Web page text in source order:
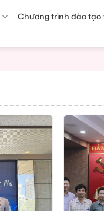
Chương trình đào tạo